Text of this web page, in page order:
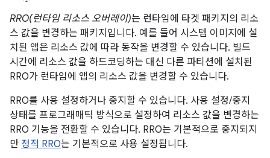
RRO(런타임 리소스 오버레이)는 런타임에 타겟 패키지의 리소
스 값을 변경하는 패키지입니다. 예를 들어 시스템 이미지에 설
치된 앱은 리소스 값에 따라 동작을 변경할 수 있습니다. 빌드
시간에 리소스 값을 하드코딩하는 대신 다른 파티션에 설치된
RRO가 런타임에 앱의 리소스 값을 변경할 수 있습니다.
RRO를 사용 설정하거나 중지할 수 있습니다. 사용 설정/중지
상태를 프로그래매틱 방식으로 설정하여 리소스 값을 변경하는
RRO 기능을 전환할 수 있습니다. RRO는 기본적으로 중지되지
만 정적 RRO는 기본적으로 사용 설정됩니다.